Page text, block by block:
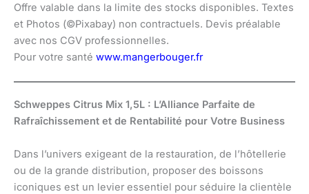
Offre valable dans la limite des stocks disponibles. Textes
et Photos (©Pixabay) non contractuels. Devis préalable
avec nos CGV professionnelles.
Pour votre santé www.mangerbouger.fr
Schweppes Citrus Mix 1,5L : L’Alliance Parfaite de
Rafraîchissement et de Rentabilité pour Votre Business
Dans l’univers exigeant de la restauration, de l’hôtellerie
ou de la grande distribution, proposer des boissons
iconiques est un levier essentiel pour séduire la clientèle